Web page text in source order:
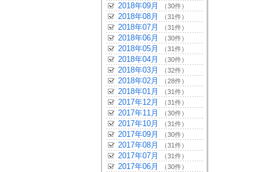
2018年09月 （30件）
2018年08月 （31件）
2018年07月 （31件）
2018年06月 （30件）
2018年05月 （31件）
2018年04月 （30件）
2018年03月 （32件）
2018年02月 （28件）
2018年01月 （31件）
2017年12月 （31件）
2017年11月 （30件）
2017年10月 （31件）
2017年09月 （30件）
2017年08月 （31件）
2017年07月 （31件）
2017年06月 （30件）